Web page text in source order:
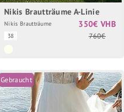
Nikis Brautträume A-Linie
Nikis Brautträume
38
350€ VHB
760€
Gebraucht